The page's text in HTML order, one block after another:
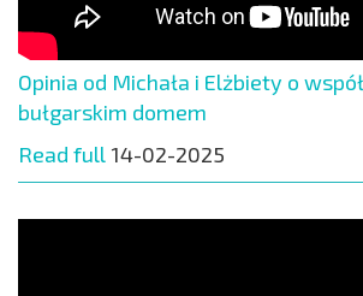
Opinia od Michała i Elżbiety o
bułgarskim domem
Read full 14-02-2025